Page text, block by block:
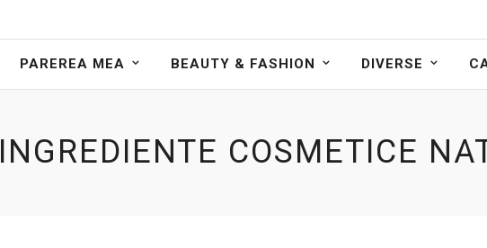
PAREREA MEA BEAUTY & FASHION DIVERSE
INGREDIENTE COSMETICE